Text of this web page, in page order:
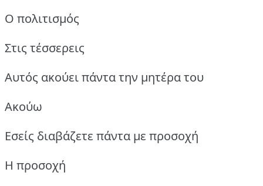
Ο πολιτισμός
Στις τέσσερεις
Αυτός ακούει πάντα την μητέρα του
Ακούω
Εσείς διαβάζετε πάντα με προσοχή
Η προσοχή